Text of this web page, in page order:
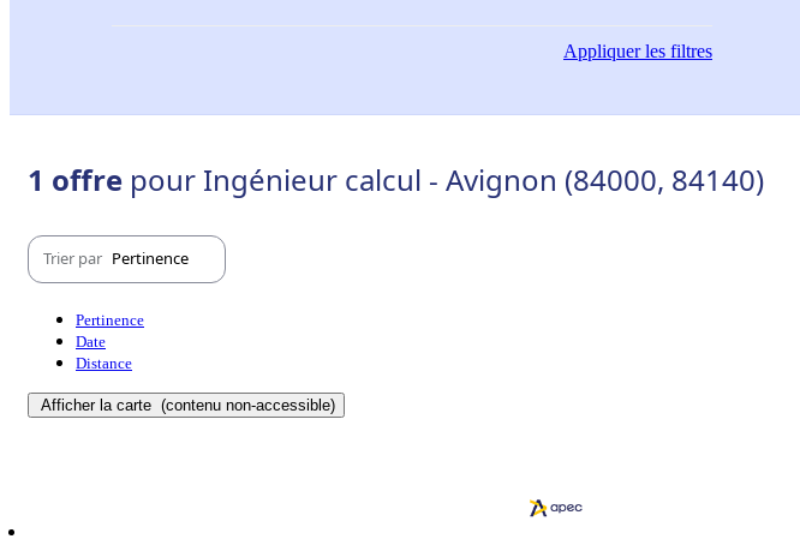
Appliquerles filtres
1 offre pour Ingénieur calcul - Avignon (84000, 84140)
Trier par Pertinence
Pertinence
Date
Distance
Afficher la carte (contenu non-accessible)